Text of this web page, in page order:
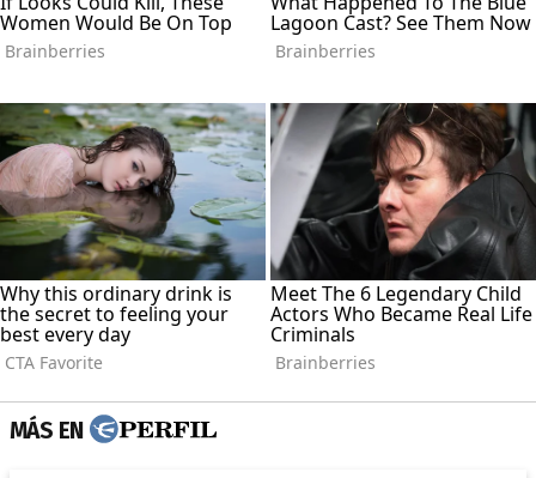
MÁS EN